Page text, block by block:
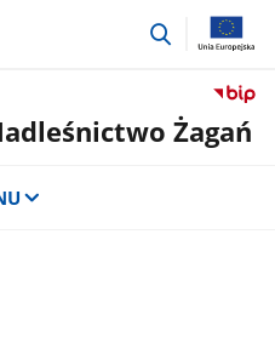
przejdź
Żagań